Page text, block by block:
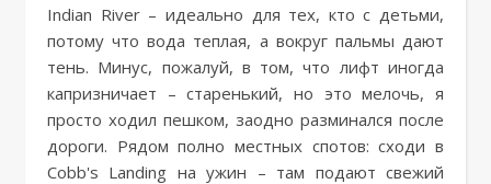
Indian River – идеально для тех, кто с детьми,
потому что вода теплая, а вокруг пальмы дают
тень. Минус, пожалуй, в том, что лифт иногда
капризничает – старенький, но это мелочь, я
просто ходил пешком, заодно разминался после
дороги. Рядом полно местных спотов: сходи в
Cobb's Landing на ужин – там подают свежий